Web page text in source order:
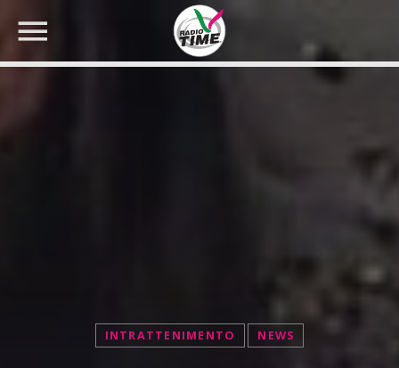
INTRATTENIMENTO NEWS